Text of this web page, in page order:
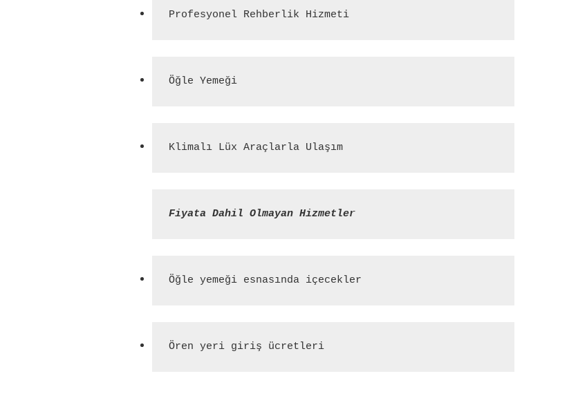
Profesyonel Rehberlik Hizmeti
Öğle Yemeği
Klimalı Lüx Araçlarla Ulaşım
Fiyata Dahil Olmayan Hizmetler
Öğle yemeği esnasında içecekler
Ören yeri giriş ücretleri